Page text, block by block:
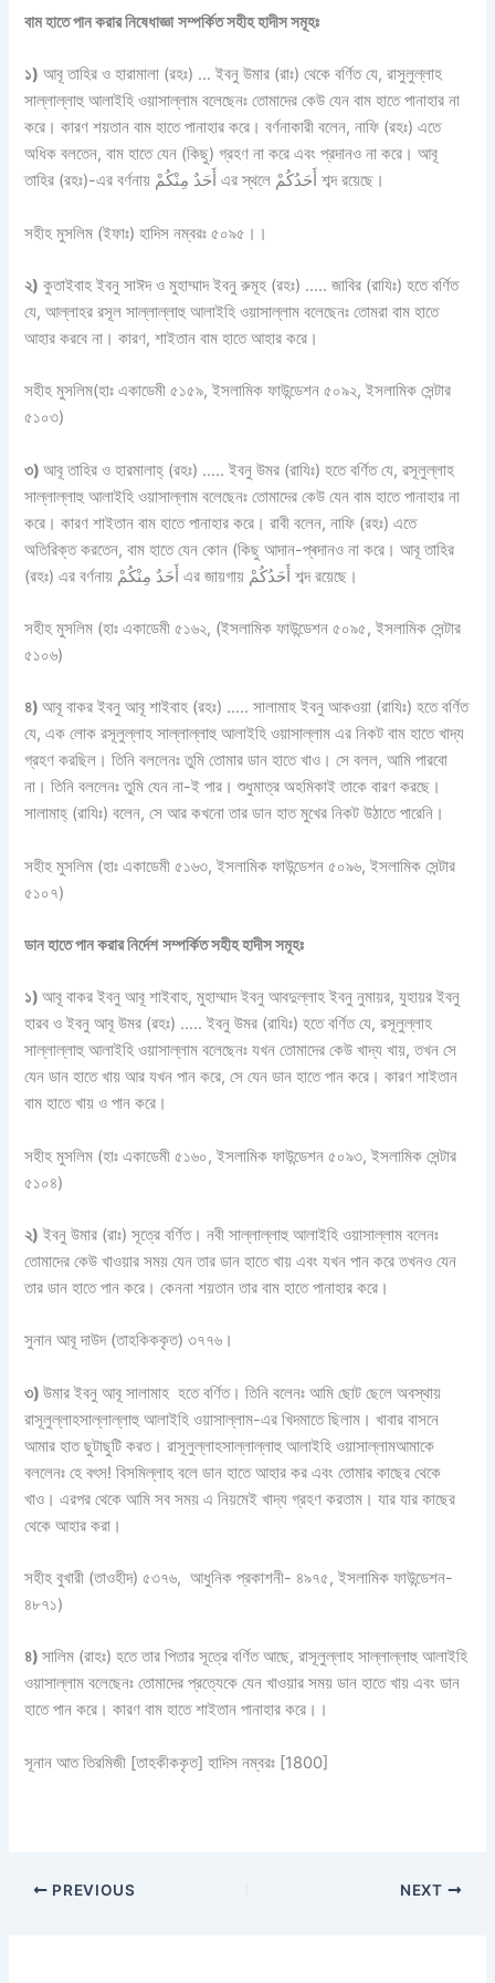
বাম হাতে পান করার নিষেধাজ্ঞা সম্পর্কিত সহীহ হাদীস সমূহঃ
১) আবূ তাহির ও হারামালা (রহঃ) … ইবনু উমার (রাঃ) থেকে বর্ণিত যে, রাসুলুল্লাহ
সাল্লাল্লাহু আলাইহি ওয়াসাল্লাম বলেছেনঃ তোমাদের কেউ যেন বাম হাতে পানাহার না
করে। কারণ শয়তান বাম হাতে পানাহার করে। বর্ণনাকারী বলেন, নাফি (রহঃ) এতে
অধিক বলতেন, বাম হাতে যেন (কিছু) গ্রহণ না করে এবং প্রদানও না করে। আবূ
তাহির (রহঃ)-এর বর্ণনায় أَحَدٌ مِنْكُمْ এর স্থলে أَحَدُكُمْ শব্দ রয়েছে।
সহীহ মুসলিম (ইফাঃ) হাদিস নম্বরঃ ৫০৯৫।।
২) কুতাইবাহ ইবনু সাঈদ ও মুহাম্মাদ ইবনু রুমূহ (রহঃ) ….. জাবির (রাযিঃ) হতে বর্ণিত
যে, আল্লাহর রসূল সাল্লাল্লাহু আলাইহি ওয়াসাল্লাম বলেছেনঃ তোমরা বাম হাতে
আহার করবে না। কারণ, শাইতান বাম হাতে আহার করে।
সহীহ মুসলিম(হাঃ একাডেমী ৫১৫৯, ইসলামিক ফাউন্ডেশন ৫০৯২, ইসলামিক সেন্টার
৫১০৩)
৩)আবূ তাহির ও হারমালাহ্ (রহঃ) ….. ইবনু উমর (রাযিঃ) হতে বর্ণিত যে, রসূলুল্লাহ
সাল্লাল্লাহু আলাইহি ওয়াসাল্লাম বলেছেনঃ তোমাদের কেউ যেন বাম হাতে পানাহার না
করে। কারণ শাইতান বাম হাতে পানাহার করে। রাবী বলেন, নাফি (রহঃ) এতে
অতিরিক্ত করতেন, বাম হাতে যেন কোন (কিছু আদান-প্ৰদানও না করে। আবূ তাহির
(রহঃ) এর বর্ণনায় أَحَدٌ مِنْكُمْ এর জায়গায় أَحَدُكُمْ শব্দ রয়েছে।
সহীহ মুসলিম (হাঃ একাডেমী ৫১৬২, (ইসলামিক ফাউন্ডেশন ৫০৯৫, ইসলামিক সেন্টার
৫১০৬)
৪)আবূ বাকর ইবনু আবূ শাইবাহ (রহঃ) ….. সালামাহ ইবনু আকওয়া (রাযিঃ) হতে বর্ণিত
যে, এক লোক রসূলুল্লাহ সাল্লাল্লাহু আলাইহি ওয়াসাল্লাম এর নিকট বাম হাতে খাদ্য
গ্রহণ করছিল। তিনি বললেনঃ তুমি তোমার ডান হাতে খাও। সে বলল, আমি পারবো
না। তিনি বললেনঃ তুমি যেন না-ই পার। শুধুমাত্র অহমিকাই তাকে বারণ করছে।
সালামাহ্ (রাযিঃ) বলেন, সে আর কখনো তার ডান হাত মুখের নিকট উঠাতে পারেনি।
সহীহ মুসলিম (হাঃ একাডেমী ৫১৬৩, ইসলামিক ফাউন্ডেশন ৫০৯৬, ইসলামিক সেন্টার
৫১০৭)
ডান হাতে পান করার নির্দেশ সম্পর্কিত সহীহ হাদীস সমূহঃ
১)আবূ বাকর ইবনু আবূ শাইবাহ, মুহাম্মাদ ইবনু আবদুল্লাহ ইবনু নুমায়র, যুহায়র ইবনু
হারব ও ইবনু আবূ উমর (রহঃ) ….. ইবনু উমর (রাযিঃ) হতে বর্ণিত যে, রসূলুল্লাহ
সাল্লাল্লাহু আলাইহি ওয়াসাল্লাম বলেছেনঃ যখন তোমাদের কেউ খাদ্য খায়, তখন সে
যেন ডান হাতে খায় আর যখন পান করে, সে যেন ডান হাতে পান করে। কারণ শাইতান
বাম হাতে খায় ও পান করে।
সহীহ মুসলিম (হাঃ একাডেমী ৫১৬০, ইসলামিক ফাউন্ডেশন ৫০৯৩, ইসলামিক সেন্টার
৫১০৪)
২) ইবনু উমার (রাঃ) সূত্রে বর্ণিত। নবী সাল্লাল্লাহু আলাইহি ওয়াসাল্লাম বলেনঃ
তোমাদের কেউ খাওয়ার সময় যেন তার ডান হাতে খায় এবং যখন পান করে তখনও যেন
তার ডান হাতে পান করে। কেননা শয়তান তার বাম হাতে পানাহার করে।
সুনান আবূ দাউদ (তাহকিককৃত) ৩৭৭৬।
৩)উমার ইবনু আবূ সালামাহ হতে বর্ণিত। তিনি বলেনঃ আমি ছোট ছেলে অবস্থায়
রাসূলুল্লাহসাল্লাল্লাহু আলাইহি ওয়াসাল্লাম-এর খিদমাতে ছিলাম। খাবার বাসনে
আমার হাত ছুটাছুটি করত। রাসূলুল্লাহসাল্লাল্লাহু আলাইহি ওয়াসাল্লামআমাকে
বললেনঃ হে বৎস! বিসমিল্লাহ বলে ডান হাতে আহার কর এবং তোমার কাছের থেকে
খাও। এরপর থেকে আমি সব সময় এ নিয়মেই খাদ্য গ্রহণ করতাম। যার যার কাছের
থেকে আহার করা।
সহীহ বুখারী (তাওহীদ) ৫৩৭৬, আধুনিক প্রকাশনী- ৪৯৭৫, ইসলামিক ফাউন্ডেশন-
৪৮৭১)
৪)সালিম (রাহঃ) হতে তার পিতার সূত্রে বর্ণিত আছে, রাসূলুল্লাহ সাল্লাল্লাহু আলাইহি
ওয়াসাল্লাম বলেছেনঃ তোমাদের প্রত্যেকে যেন খাওয়ার সময় ডান হাতে খায় এবং ডান
হাতে পান করে। কারণ বাম হাতে শাইতান পানাহার করে।।
সূনান আত তিরমিজী [তাহকীককৃত] হাদিস নম্বরঃ [1800]
PREVIOUS NEXT